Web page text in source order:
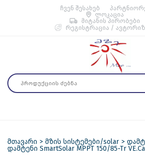
ჩვენ შესახებ
ლოკაცია
მიტანის პირობები
რეგისტრაცია /
მთავარი მზის სისტემები/solar
დამტენი SmartSolar MPPT 150/85-Tr